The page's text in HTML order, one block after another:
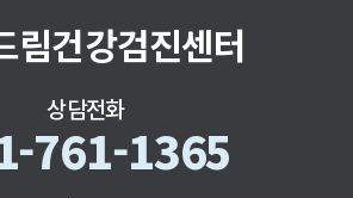
림건강검진센터
상담전화
761-1365